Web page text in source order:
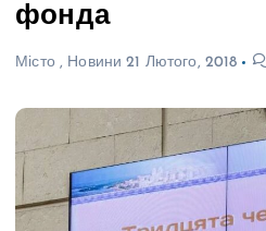
фонда
Місто, Новини 21 Лютого, 2018